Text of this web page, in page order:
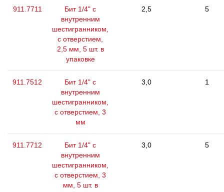
911.7711
Бит 1/4" с
внутренним
шестигранником,
с отверстием,
2,5 мм, 5 шт. в
упаковке
2,5 5
911.7512
Бит 1/4" с
внутренним
шестигранником,
с отверстием, 3
мм
3,0 1
911.7712
Бит 1/4" с
внутренним
шестигранником,
с отверстием, 3
мм, 5 шт. в
3,0 5